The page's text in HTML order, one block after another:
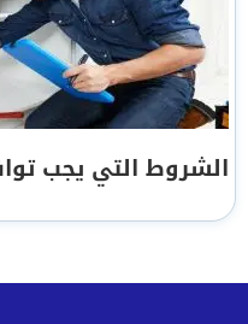
الشروط التي يجب